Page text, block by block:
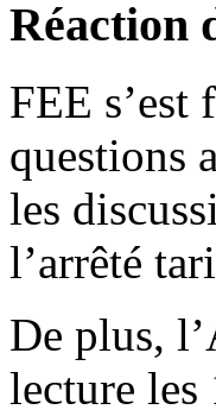
Réaction
FEE
questions
les
l’arrêté
De plus,
lecture